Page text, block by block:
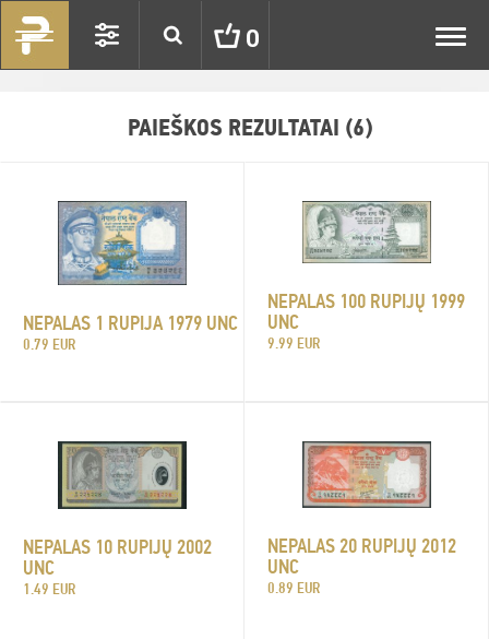
0
PAIEŠKOS REZULTATAI (6)
NEPALAS 1 RUPIJA 1979 UNC
0.79 EUR
NEPALAS 100 RUPIJŲ 1999
UNC
9.99 EUR
NEPALAS 10 RUPIJŲ 2002
UNC
1.49 EUR
NEPALAS 20 RUPIJŲ 2012
UNC
0.89 EUR